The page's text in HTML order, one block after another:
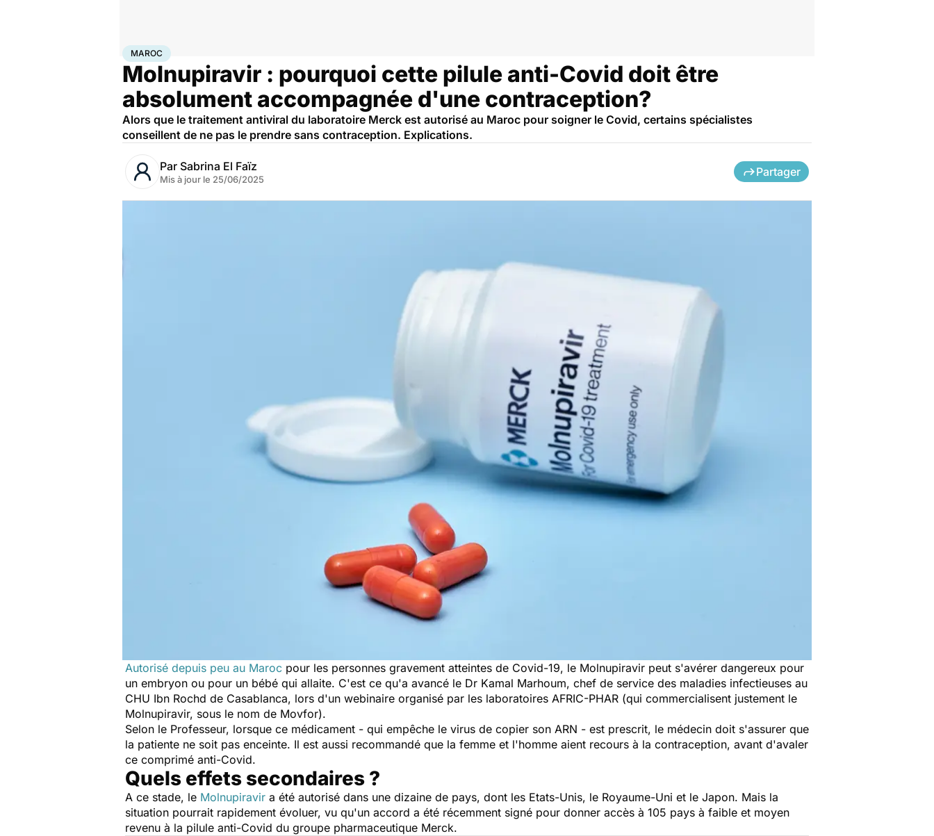
AccueilSanté
MAROC
Molnupiravir : pourquoi cette pilule anti-Covid doit être
absolument accompagnée d'une contraception?
Alors que le traitement antiviral du laboratoire Merck est autorisé au Maroc pour soigner le Covid, certains spécialistes
conseillent de ne pas le prendre sans contraception. Explications.
Par Sabrina El Faïz
Mis à jour le 25/06/2025
Partager
Autorisé depuis peu au Maroc pour les personnes gravement atteintes de Covid-19, le Molnupiravir peut s'avérer dangereux pour
un embryon ou pour un bébé qui allaite. C'est ce qu'a avancé le Dr Kamal Marhoum, chef de service des maladies infectieuses au
CHU Ibn Rochd de Casablanca, lors d'un webinaire organisé par les laboratoires AFRIC-PHAR (qui commercialisent justement le
Molnupiravir, sous le nom de Movfor).
Selon le Professeur, lorsque ce médicament - qui empêche le virus de copier son ARN - est prescrit, le médecin doit s'assurer que
la patiente ne soit pas enceinte. Il est aussi recommandé que la femme et l'homme aient recours à la contraception, avant d'avaler
ce comprimé anti-Covid.
Quels effets secondaires ?
A ce stade, le Molnupiravir a été autorisé dans une dizaine de pays, dont les Etats-Unis, le Royaume-Uni et le Japon. Mais la
situation pourrait rapidement évoluer, vu qu'un accord a été récemment signé pour donner accès à 105 pays à faible et moyen
revenu à la pilule anti-Covid du groupe pharmaceutique Merck.